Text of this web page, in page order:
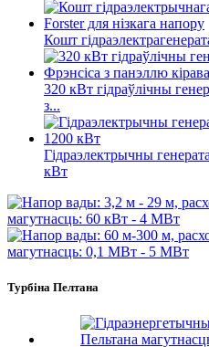
Кошт
320 кВт гідраўлічны
з...
Гідраэлектрычны
кВт
Турбіна Пелтана